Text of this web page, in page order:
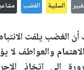
السلبية الغضب
الغضب يلفت
والعواطف لا